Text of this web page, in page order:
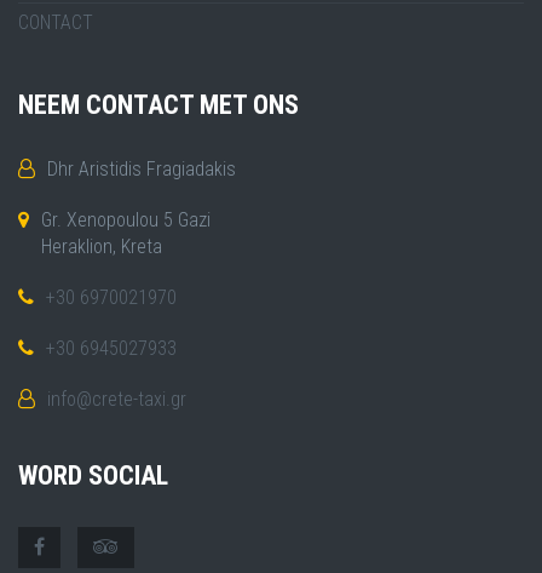
CONTACT
NEEM CONTACT MET ONS
Dhr Aristidis Fragiadakis
Gr. Xenopoulou 5 Gazi
Heraklion, Kreta
+30 6970021970
+30 6945027933
info@crete-taxi.gr
WORD SOCIAL